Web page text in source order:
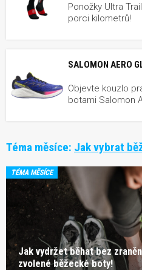
Ponožky Ultra
porci kilometrů!
SALOMON AERO
Objevte kouzlo
botami Salomon
Téma měsíce: Jak vybrat
TÉMA MĚSÍCE
Jak vydržet běhat bez
zvolené běžecké boty!